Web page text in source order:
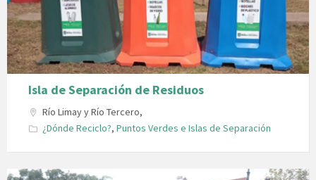
Isla de Separación de Residuos
Río Limay y Río Tercero,
¿Dónde Reciclo?, Puntos Verdes e Islas de Separación